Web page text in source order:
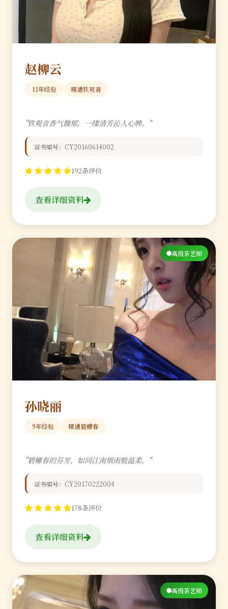
赵柳云
11年经验 精通铁观音
"铁观音香气馥郁，一缕清芳沁人心脾。"
证书编号：CY20160614002
192条评价
查看详细资料
高级茶艺师
孙晓丽
9年经验 精通碧螺春
"碧螺春的芬芳，如同江南烟雨般温柔。"
证书编号：CY20170222004
178条评价
查看详细资料
高级茶艺师